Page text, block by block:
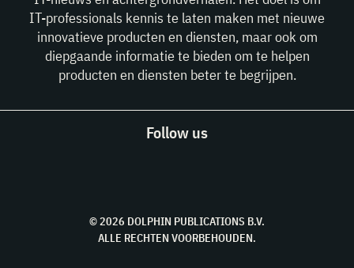
IT-professionals kennis te laten maken met nieuwe
innovatieve producten en diensten, maar ook om
diepgaande informatie te bieden om te helpen
producten en diensten beter te begrijpen.
Follow us
© 2026 DOLPHIN PUBLICATIONS B.V.
ALLE RECHTEN VOORBEHOUDEN.